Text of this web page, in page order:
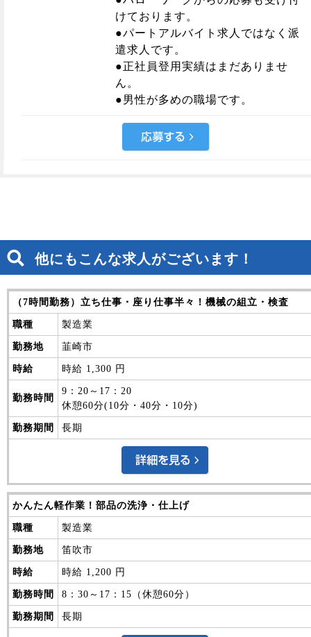
けております。
●パートアルバイト求人ではなく派
遣求人です。
●正社員登用実績はまだありませ
ん。
●男性が多めの職場です。